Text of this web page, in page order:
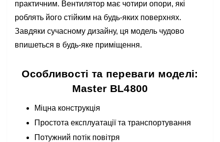
практичним. Вентилятор має чотири опори, які
роблять його стійким на будь-яких поверхнях.
Завдяки сучасному дизайну, ця модель чудово
впишеться в будь-яке приміщення.
Особливості та переваги моделі:
Master BL4800
Міцна конструкція
Простота експлуатації та транспортування
Потужний потік повітря